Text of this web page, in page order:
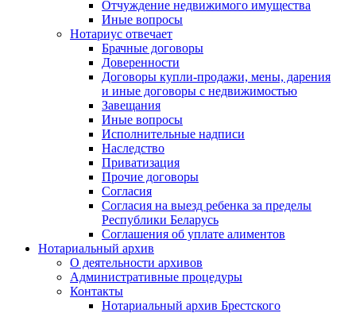
Отчуждение недвижимого имущества
Иные вопросы
Нотариус отвечает
Брачные договоры
Доверенности
Договоры купли-продажи, мены, дарения
и иные договоры с недвижимостью
Завещания
Иные вопросы
Исполнительные надписи
Наследство
Приватизация
Прочие договоры
Согласия
Согласия на выезд ребенка за пределы
Республики Беларусь
Соглашения об уплате алиментов
Нотариальный архив
О деятельности архивов
Административные процедуры
Контакты
Нотариальный архив Брестского